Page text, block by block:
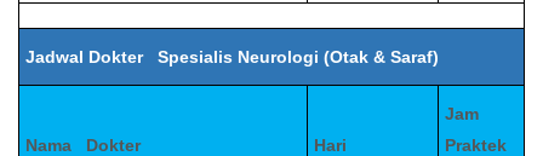
Jadwal Dokter Spesialis Neurologi (Otak & Saraf)
Nama Dokter Hari
Jam
Praktek